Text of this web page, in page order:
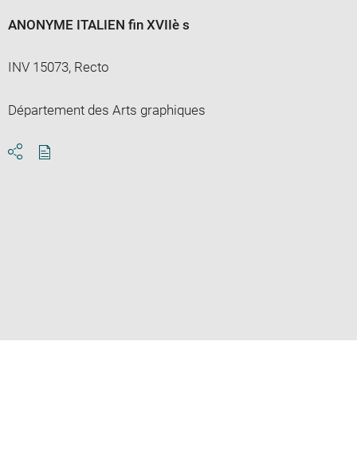
ANONYME ITALIEN fin XVIIè s
INV 15073, Recto
Département des Arts graphiques